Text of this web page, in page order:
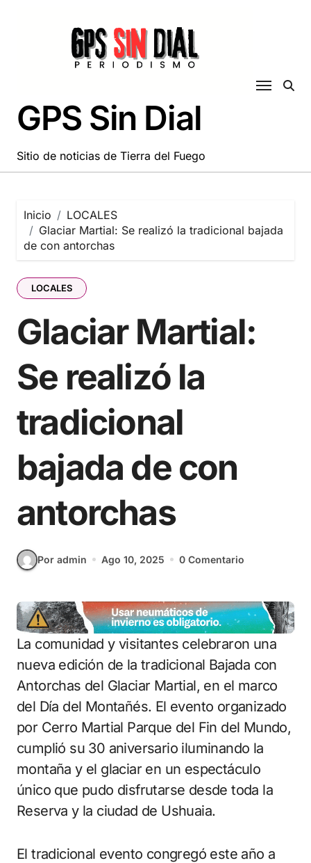
GPS Sin Dial
Sitio de noticias de Tierra del Fuego
Inicio
LOCALES
Glaciar Martial: Se realizó la tradicional bajada
de con antorchas
LOCALES
Glaciar Martial:
Se realizó la
tradicional
bajada de con
antorchas
Por admin Ago 10, 2025 0 Comentario
La comunidad y visitantes celebraron una
nueva edición de la tradicional Bajada con
Antorchas del Glaciar Martial, en el marco
del Día del Montañés. El evento organizado
por Cerro Martial Parque del Fin del Mundo,
cumplió su 30 aniversario iluminando la
montaña y el glaciar en un espectáculo
único que pudo disfrutarse desde toda la
Reserva y la ciudad de Ushuaia.
El tradicional evento congregó este año a